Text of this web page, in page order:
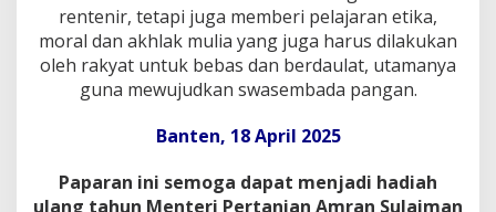
rentenir, tetapi juga memberi pelajaran etika,
moral dan akhlak mulia yang juga harus dilakukan
oleh rakyat untuk bebas dan berdaulat, utamanya
guna mewujudkan swasembada pangan.
Banten, 18 April 2025
Paparan ini semoga dapat menjadi hadiah
ulang tahun Menteri Pertanian Amran Sulaiman